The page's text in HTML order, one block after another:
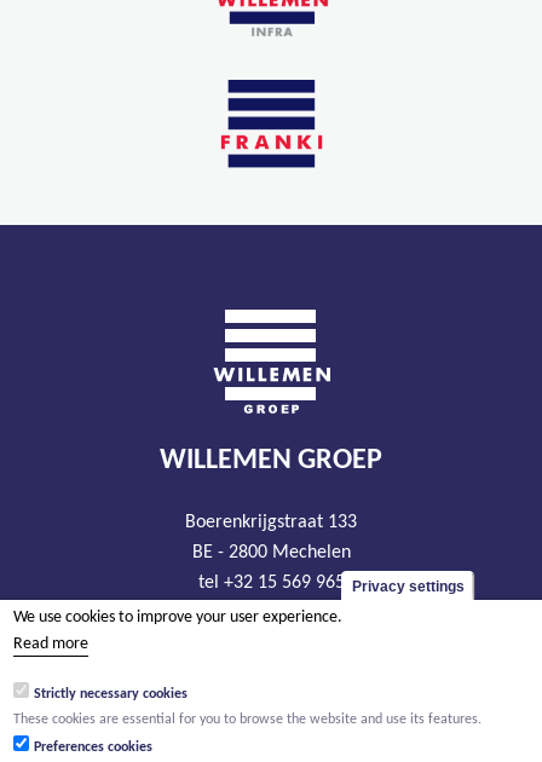
WILLEMEN GROEP
Boerenkrijgstraat 133
BE - 2800 Mechelen
tel +32 15 569 965
groep@willemen.be
RLP Antwerp, department Mechelen
Privacy settings
We use cookies to improve your user experience.
Read more
Strictly necessary cookies
These cookies are essential for you to browse the website and use its features.
Preferences cookies